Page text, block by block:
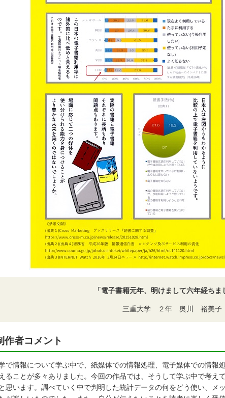
「電子書籍元年、明けまして六年経ちま
三重大学 ２年 奥川 裕美子
作者コメント
で情報について学ぶ中で、紙媒体での情報処理、電子媒体での情報
ることが多々ありました。今回の作品では、そうして学ぶ中で考え
思います。調べていく中で判明した統計データの何をどう使い、メ